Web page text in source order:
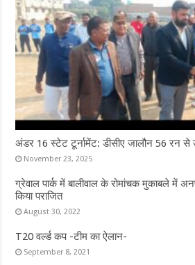
अंडर 16 स्टेट टूर्नामेंट: डीसीए जालौन 56 रन से
November 23, 2025
ग्रेवाल पार्क में बालीवाल के रोमांचक मुकाबले में
किया पराजित
August 30, 2022
T20 वर्ल्ड कप -टीम का ऐलान-
September 8, 2021